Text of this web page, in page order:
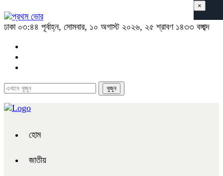
ঢাকা ০৩:৪৪ পূর্বাহ্ন, সোমবার, ১০ অগাস্ট ২০২৬, ২৫ শ্রাবণ ১৪৩৩ বঙ্গাব্দ
হোম
জাতীয়
×